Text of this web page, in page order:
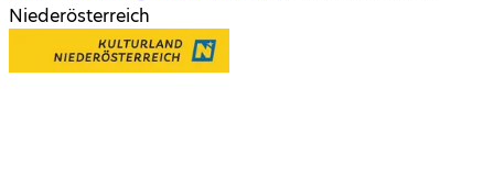
Niederösterreich